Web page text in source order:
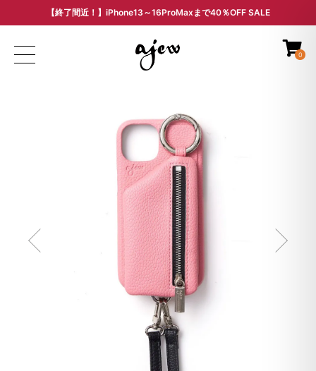
【終了間近！】iPhone13～16ProMaxまで40％OFF SALE
ARCHIVE SALE - 過去モデルをお得な価格で -
0